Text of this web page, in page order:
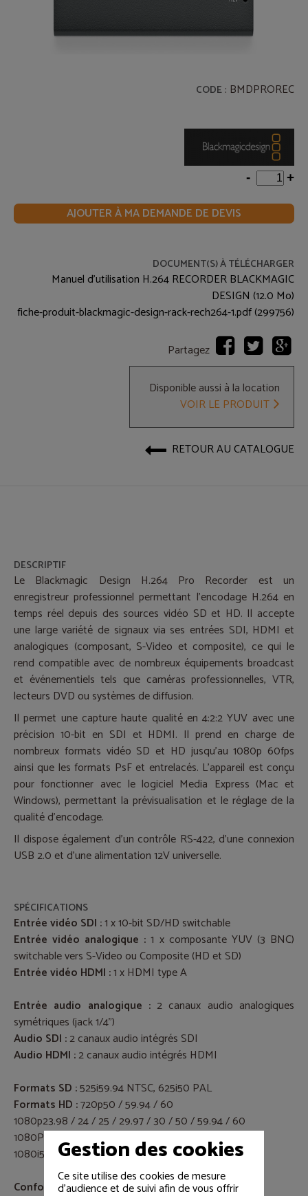
CODE : BMDPROREC
- +
AJOUTER À MA DEMANDE DE DEVIS
DOCUMENT(S) À TÉLÉCHARGER
Manuel d'utilisation H.264 RECORDER BLACKMAGIC
DESIGN (12.0 Mo)
fiche-produit-blackmagic-design-rack-rech264-1.pdf (299756)
Partagez
Disponible aussi à la location
VOIR LE PRODUIT
RETOUR AU CATALOGUE
DESCRIPTIF
Le Blackmagic Design H.264 Pro Recorder est un
enregistreur professionnel permettant l’encodage H.264 en
temps réel depuis des sources vidéo SD et HD. Il accepte
une large variété de signaux via ses entrées SDI, HDMI et
analogiques (composant, S-Video et composite), ce qui le
rend compatible avec de nombreux équipements broadcast
et événementiels tels que caméras professionnelles, VTR,
lecteurs DVD ou systèmes de diffusion.
Il permet une capture haute qualité en 4:2:2 YUV avec une
précision 10-bit en SDI et HDMI. Il prend en charge de
nombreux formats vidéo SD et HD jusqu’au 1080p 60fps
ainsi que les formats PsF et entrelacés. L’appareil est conçu
pour fonctionner avec le logiciel Media Express (Mac et
Windows), permettant la prévisualisation et le réglage de la
qualité d’encodage.
Il dispose également d’un contrôle RS-422, d’une connexion
USB 2.0 et d’une alimentation 12V universelle.
SPÉCIFICATIONS
Entrée vidéo SDI :1 x 10-bit SD/HD switchable
Entrée vidéo analogique : 1 x composante YUV (3 BNC)
switchable vers S-Video ou Composite (HD et SD)
Entrée vidéo HDMI :1 x HDMI type A
Entrée audio analogique :2 canaux audio analogiques
symétriques (jack 1/4”)
Audio SDI :2 canaux audio intégrés SDI
Audio HDMI :2 canaux audio intégrés HDMI
Formats SD :525i59.94 NTSC, 625i50 PAL
Formats HD :720p50 / 59.94 / 60
1080p23.98 / 24 / 25 / 29.97 / 30 / 50 / 59.94 / 60
1080PsF23.98 / 24 / 25 / 29.97 / 30
1080i50 / 59.94 / 60
Conformité SDI :SMPTE 259M et SMPTE 292
Gestion des cookies
Ce site utilise des cookies de mesure
d'audience et de suivi afin de vous offrir